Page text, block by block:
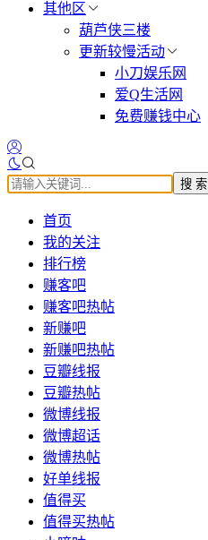
其他区
葫芦侠三楼
更新较慢活动
小刀娱乐网
爱Q生活网
免费赚钱中心
搜 索
首页
我的关注
排行榜
赚客吧
赚客吧热帖
新赚吧
新赚吧热帖
豆瓣线报
豆瓣热帖
微博线报
微博超话
微博热帖
好单线报
值得买
值得买热帖